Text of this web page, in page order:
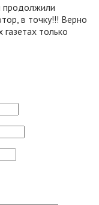
продолжили
в точку!!! Верно
только